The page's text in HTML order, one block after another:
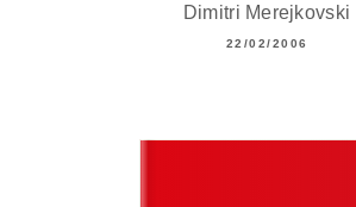
Dimitri Merejkovski
22/02/2006